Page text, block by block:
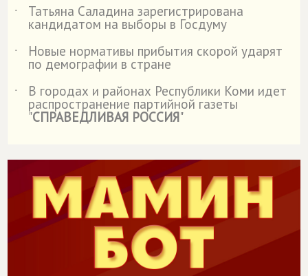
˙
Татьяна Саладина зарегистрирована
кандидатом на выборы в Госдуму
˙
Новые нормативы прибытия скорой ударят
по демографии в стране
˙
В городах и районах Республики Коми идет
распространение партийной газеты
"СПРАВЕДЛИВАЯ РОССИЯ"